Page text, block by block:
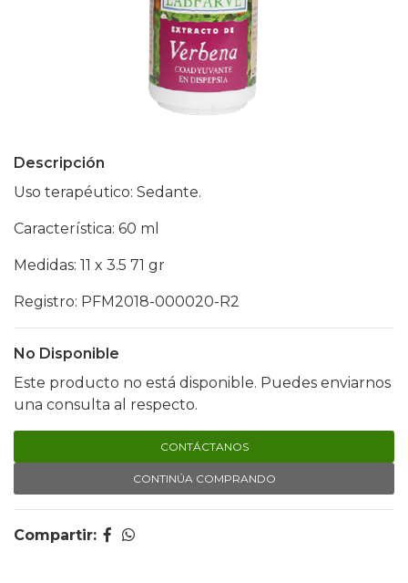
Descripción
Uso terapéutico: Sedante.
Característica: 60 ml
Medidas: 11 x 3.5 71 gr
Registro: PFM2018-000020-R2
No Disponible
Este producto no está disponible. Puedes enviarnos
una consulta al respecto.
CONTÁCTANOS
CONTINÚA COMPRANDO
Compartir: